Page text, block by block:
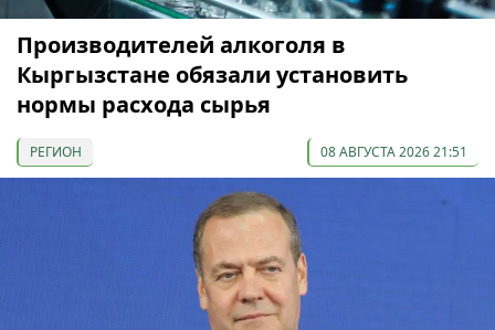
Производителей алкоголя в
Кыргызстане обязали установить
нормы расхода сырья
РЕГИОН 08 АВГУСТА 2026 21:51